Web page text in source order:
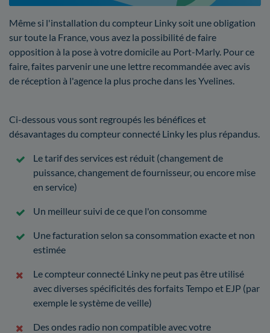
Même si l'installation du compteur Linky soit une obligation
sur toute la France, vous avez la possibilité de faire
opposition à la pose à votre domicile au Port-Marly. Pour ce
faire, faites parvenir une une lettre recommandée avec avis
de réception à l'agence la plus proche dans les Yvelines.
Ci-dessous vous sont regroupés les bénéfices et
désavantages du compteur connecté Linky les plus répandus.
Le tarif des services est réduit (changement de
puissance, changement de fournisseur, ou encore mise
en service)
Un meilleur suivi de ce que l'on consomme
Une facturation selon sa consommation exacte et non
estimée
Le compteur connecté Linky ne peut pas être utilisé
avec diverses spécificités des forfaits Tempo et EJP (par
exemple le système de veille)
Des ondes radio non compatible avec votre